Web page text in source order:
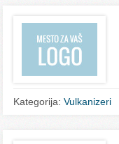
Kategorija:Vulkanizeri